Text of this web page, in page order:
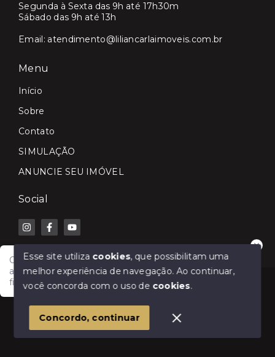
Olá! Fale com a Lilian Carla Imóveis e receba
atendimento rápido para comprar, vender, alugar ou
financiar seu imóvel.
Segunda à Sexta das 9h até 17h30m
Sábado das 9h até 13h
Email: atendimento@liliancarlaimoveis.com.br
Menu
Início
Sobre
Contato
SIMULAÇÃO
ANUNCIE SEU IMÓVEL
Social
© Copyright 2026 - Lilian Carla Imóveis - Todos os
SITE PARA IMOBILIARIA
Esse site utiliza cookies, que possibilitam uma
melhor experiência de navegação.Ao continuar,
você concorda com o uso de cookies.
Concordo, continuar